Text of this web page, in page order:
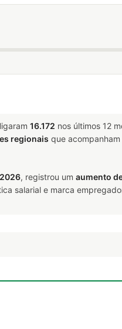
16.172 nos últimos 12
regionais que
, registrou um aumento
salarial e marca